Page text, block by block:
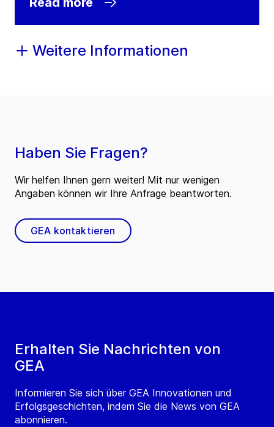
Weitere Informationen
Erhalten Sie Nachrichten von
GEA
Informieren Sie sich über GEA Innovationen und
Erfolgsgeschichten, indem Sie die News von GEA
abonnieren.
Haben Sie Fragen?
Wir helfen Ihnen gern weiter! Mit nur wenigen
Angaben können wir Ihre Anfrage beantworten.
GEA kontaktieren